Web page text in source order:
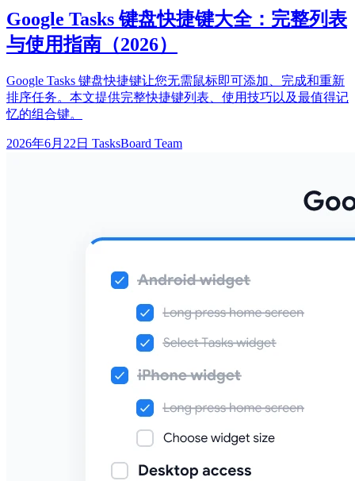
Google Tasks 键盘快捷键大全：完整列表
与使用指南（2026）
Google Tasks 键盘快捷键让您无需鼠标即可添加、完成和重新
排序任务。本文提供完整快捷键列表、使用技巧以及最值得记
忆的组合键。
2026年6月22日 TasksBoard Team